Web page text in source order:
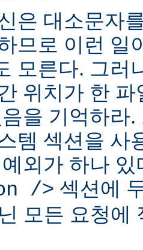
은 대소문자
므로 이런 일
모른다. 그러
위치가 한
을 기억하라
템 섹션을 사
외가 하나
/> 섹션에
모든 요청에